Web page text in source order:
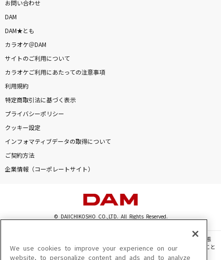
お問い合わせ
DAM
DAM★とも
カラオケ＠DAM
サイトのご利用について
カラオケご利用にあたっての注意事項
利用規約
特定商取引法に基づく表示
プライバシーポリシー
クッキー設定
インフォマティブデータの取得について
ご契約方法
企業情報（コーポレートサイト）
© DAIICHIKOSHO CO.,LTD. All Rights Reserved.
このサイトに掲載されている一切の文章・画像・写真・動画・音声等を、手段や形態
を問わず、著作権法の定める範囲を超えて無断で複製、転載、ファイル化などすること
を禁じます。
We use cookies to improve your experience on our
website, to personalize content and ads and to analyze